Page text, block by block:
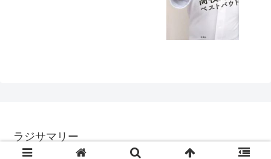
ラジサマリー
© 2017 ラジサマリー.